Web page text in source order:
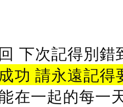
下次記得別錯
功 請永遠記得
在一起的每一